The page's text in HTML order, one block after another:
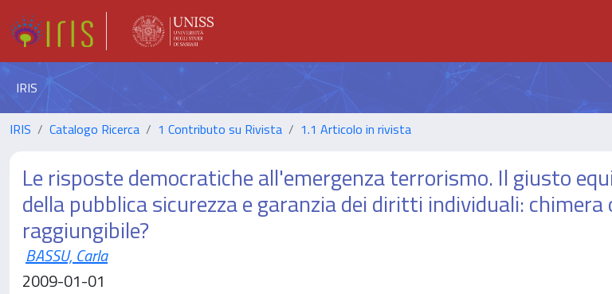
IRIS
IRIS Catalogo Ricerca 1 Contributo su Rivista 1.1 Articolo in rivista
Le risposte democratiche all'emergenza terrorismo. Il giusto
della pubblica sicurezza e garanzia dei diritti individuali:
raggiungibile?
BASSU, Carla
2009-01-01